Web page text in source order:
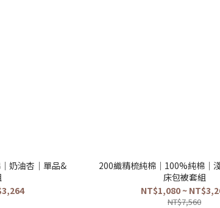
奶油杏｜單品&
200織精梳純棉｜100%純棉｜
床包被套組
NT$1,080 ~
NT$7,560